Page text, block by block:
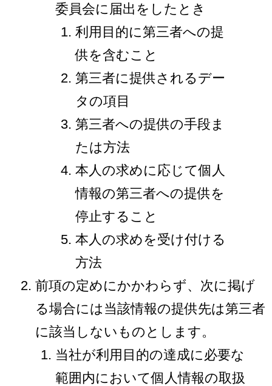
委員会に届出をしたとき
利用目的に第三者への提
供を含むこと
第三者に提供されるデー
タの項目
第三者への提供の手段ま
たは方法
本人の求めに応じて個人
情報の第三者への提供を
停止すること
本人の求めを受け付ける
方法
前項の定めにかかわらず、次に掲げ
る場合には当該情報の提供先は第三者
に該当しないものとします。
当社が利用目的の達成に必要な
範囲内において個人情報の取扱